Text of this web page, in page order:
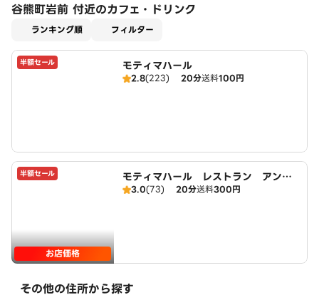
谷熊町岩前 付近のカフェ・ドリンク
ランキング順 フィルター
半額セール モティマハール
2.8(223) 20分送料100円
半額セール
お店価格
モティマハール レストラン アンド
バー
3.0(73) 20分送料300円
その他の住所から探す